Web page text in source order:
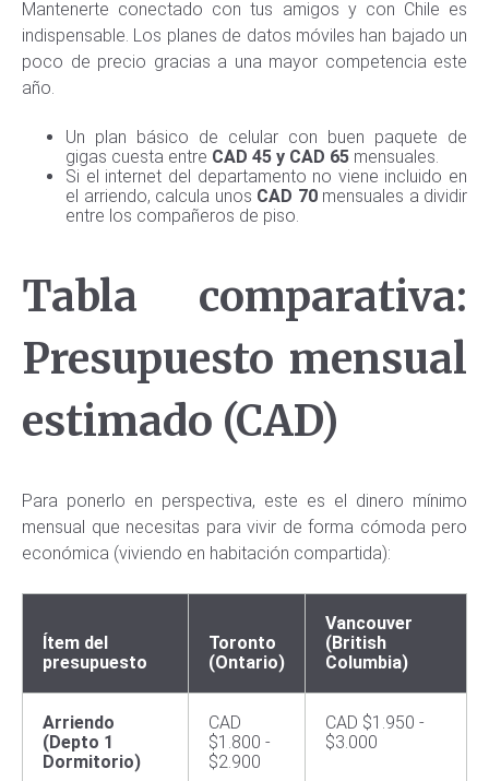
Mantenerte conectado con tus amigos y con Chile es
indispensable. Los planes de datos móviles han bajado un
poco de precio gracias a una mayor competencia este
año.
Un plan básico de celular con buen paquete de
gigas cuesta entre CAD 45 y CAD 65 mensuales.
Si el internet del departamento no viene incluido en
el arriendo, calcula unos CAD 70mensuales a dividir
entre los compañeros de piso.
Tabla comparativa:
Presupuesto mensual
estimado (CAD)
Para ponerlo en perspectiva, este es el dinero mínimo
mensual que necesitas para vivir de forma cómoda pero
económica (viviendo en habitación compartida):
Ítem del
presupuesto
Toronto
(Ontario)
Vancouver
(British
Columbia)
Arriendo
(Depto 1
Dormitorio)
CAD
$1.800 -
$2.900
CAD $1.950 -
$3.000